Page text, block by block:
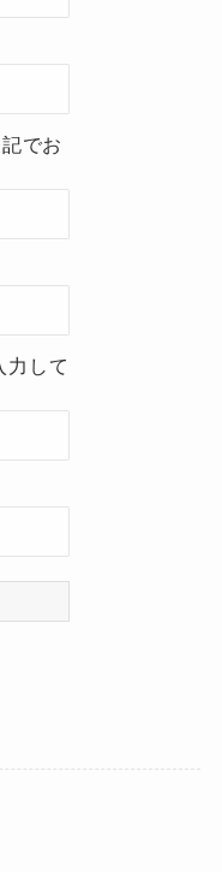
でお
力して